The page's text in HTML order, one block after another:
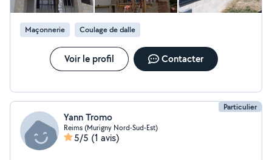
Maçonnerie Coulage de dalle
Voir le profil Contacter
Particulier
Yann Tromo
Reims (Murigny Nord-Sud-Est)
5/5 (1 avis)